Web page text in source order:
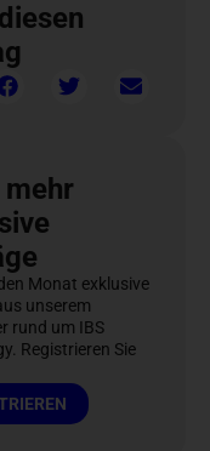
mehr
Monat exklusive
unserem
rund um IBS
Registrieren Sie